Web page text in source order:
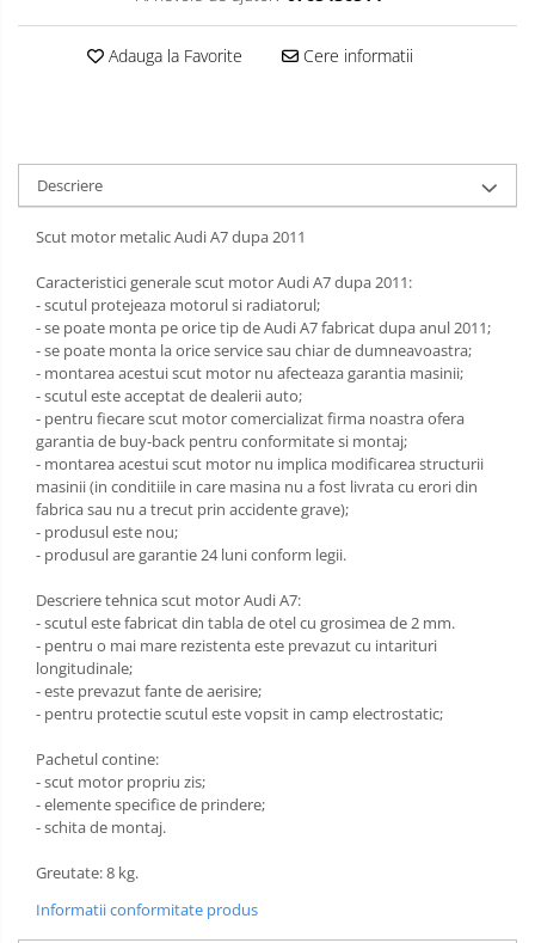
Carlige Isuzu
Carlige Iveco
Carlige Jaecoo 7
Carlige Kia
Carlige Kia EV4
Carlige Kia EV5
Carlige Kia PV5
Carlige Lada
Carlige Lancia
Carlige Land Rover
Carlige MAN
Carlige Mazda
Carlige Mercedes
Carlige MG
Carlige Mini
Carlige Mitsubishi
Carlige Nissan
Covorase auto Suzuki
Covorase auto Toyota
Scut motor Lancia
Scut motor Land-Rover
Scut motor Lexus
Scut motor MAN
Scut motor Maxus
Scut motor Mazda
Scut motor Mercedes
Scut motor MG
Scut motor Mini
Scut motor Mitsubishi
Scut motor Nissan
Scut motor Opel
Scut motor Peugeot
Scut motor Porsche
Scut motor Renault
Scut motor Seat
Scut motor Skoda
Scut motor Smart
Scut motor SsangYong
Adauga la Favorite Cere informatii
Descriere
Scut motor metalic Audi A7 dupa 2011
Caracteristici generale scut motor Audi A7 dupa 2011:
- scutul protejeaza motorul si radiatorul;
- se poate monta pe orice tip de Audi A7 fabricat dupa anul 2011;
- se poate monta la orice service sau chiar de dumneavoastra;
- montarea acestui scut motor nu afecteaza garantia masinii;
- scutul este acceptat de dealerii auto;
- pentru fiecare scut motor comercializat firma noastra ofera
garantia de buy-back pentru conformitate si montaj;
- montarea acestui scut motor nu implica modificarea structurii
masinii (in conditiile in care masina nu a fost livrata cu erori din
fabrica sau nu a trecut prin accidente grave);
- produsul este nou;
- produsul are garantie 24 luni conform legii.
Descriere tehnica scut motor Audi A7:
- scutul este fabricat din tabla de otel cu grosimea de 2 mm.
- pentru o mai mare rezistenta este prevazut cu intarituri
longitudinale;
- este prevazut fante de aerisire;
- pentru protectie scutul este vopsit in camp electrostatic;
Pachetul contine:
- scut motor propriu zis;
- elemente specifice de prindere;
- schita de montaj.
Greutate: 8 kg.
Informatii conformitate produs